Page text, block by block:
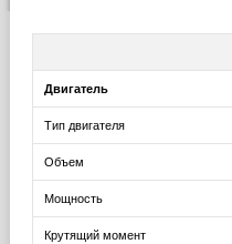
Двигатель
Тип двигателя
Объем
Мощность
Крутящий момент